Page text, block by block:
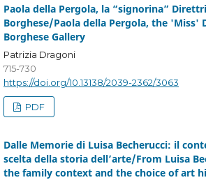
Paola della Pergola, la “signorina”
Borghese/Paola della Pergola, the 'Miss'
Borghese Gallery
Patrizia Dragoni
715-730
https://doi.org/10.13138/2039-2362/3063
PDF
Dalle Memorie di Luisa Becherucci: il
scelta della storia dell’arte/From Luisa
the family context and the choice of art